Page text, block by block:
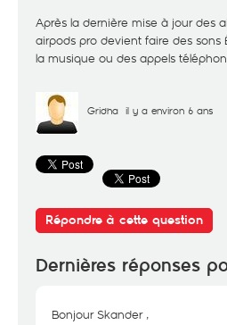
Après la dernière mise à jour des
airpods pro devient faire des sons
la musique ou des appels
Gridha il y a environ 6 ans
Répondre à cette question
Dernières réponses
Bonjour Skander ,